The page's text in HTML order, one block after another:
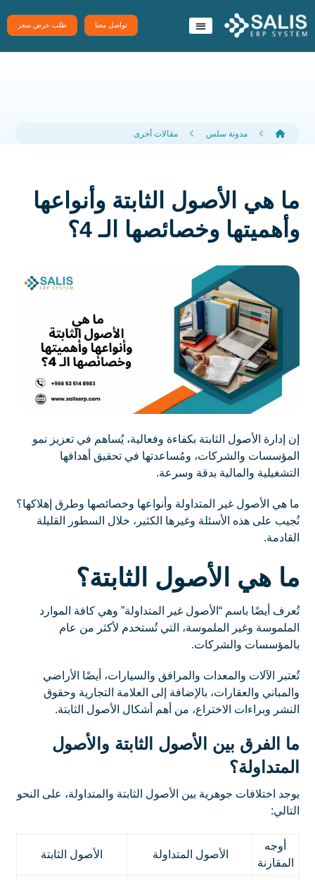
تواصل معنا طلب عرض سعر
مدونة سلس مقالات أخرى
ما هي الأصول الثابتة وأنواعها
وأهميتها وخصائصها الـ 4؟
إن إدارة الأصول الثابتة بكفاءة وفعالية، يُساهم في تعزيز نمو
المؤسسات والشركات، ومُساعدتها في تحقيق أهدافها
التشغيلية والمالية بدقة وسرعة.
ما هي الأصول غير المتداولة وأنواعها وخصائصها وطرق إهلاكها؟
نُجيب على هذه الأسئلة وغيرها الكثير، خلال السطور القليلة
القادمة.
ما هي الأصول الثابتة؟
تُعرف أيضًا باسم “الأصول غير المتداولة” وهي كافة الموارد
الملموسة وغير الملموسة، التي تُستخدم لأكثر من عام
بالمؤسسات والشركات.
تُعتبر الآلات والمعدات والمرافق والسيارات، أيضًا الأراضي
والمباني والعقارات، بالإضافة إلى العلامة التجارية وحقوق
النشر وبراءات الاختراع، من أهم أشكال الأصول الثابتة.
ما الفرق بين الأصول الثابتة والأصول
المتداولة؟
يوجد اختلافات جوهرية بين الأصول الثابتة والمتداولة، على النحو
التالي:
أوجه
المقارنة
الأصول المتداولة الأصول الثابتة